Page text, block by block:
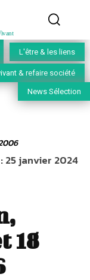
L'être & les liens
& refaire société
News Sélection
25 janvier 2024
18